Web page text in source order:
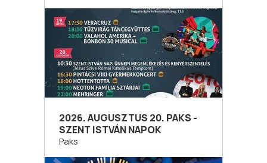
2026. AUGUSZTUS 20. PAKS -
SZENT ISTVÁN NAPOK
Paks